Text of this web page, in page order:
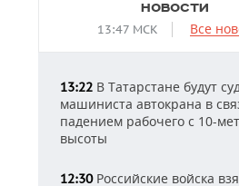
НОВОСТИ
13:47 МСК Все
13:22 В Татарстане будут
машиниста автокрана в
падением рабочего с 10-
высоты
12:30Российские войска